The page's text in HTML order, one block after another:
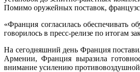
Помимо оружейных поставок,
«Франция согласилась обеспечивать
говорилось в пресс-релизе по итогам
На сегодняшний день Франция
Армении, Франция выразила
внимание усилению